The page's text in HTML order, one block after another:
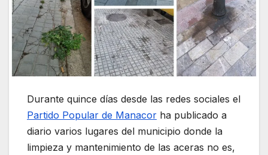
Durante quince días desde las redes sociales el
Partido Popular de Manacor ha publicado a
diario varios lugares del municipio donde la
limpieza y mantenimiento de las aceras no es,